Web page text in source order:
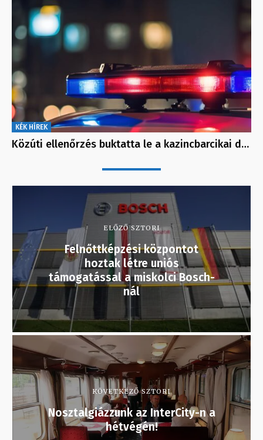
KÉK HÍREK
Közúti ellenőrzés buktatta le a kazincbarcikai d…
ELŐZŐ SZTORI
Felnőttképzési központot
hoztak létre uniós
támogatással a miskolci Bosch-
nál
KÖVETKEZŐ SZTORI
Nosztalgiázzunk az InterCity-n a
hétvégén!